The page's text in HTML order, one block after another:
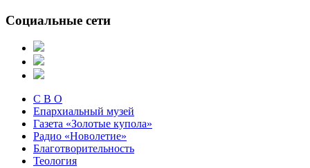
Социальные сети
С В О
Епархиальный музей
Газета «Золотые купола»
Радио «Новолетие»
Благотворительность
Теология